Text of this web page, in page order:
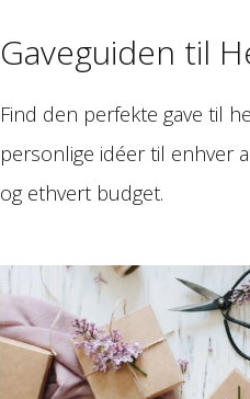
Gaveguiden til
Find den perfekte gave til
personlige idéer til enhver
og ethvert budget.